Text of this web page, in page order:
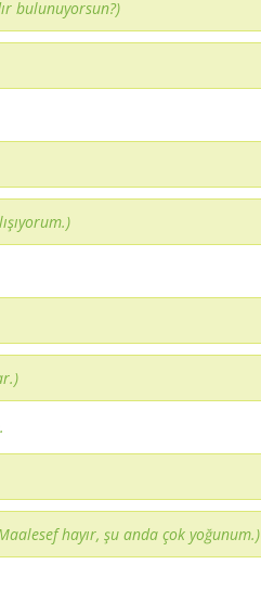
bulunuyorsun?)
hayır, şu anda çok yoğunum.)